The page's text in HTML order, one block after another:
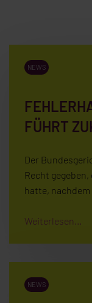
NEWS
FÜHRT
Der
Recht
hatte,
Weiterlesen...
NEWS